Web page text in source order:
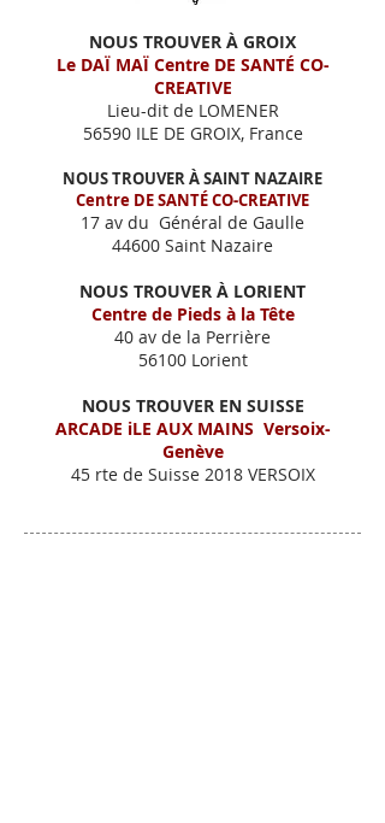
​NOUS TROUVER À GROIX
Le DAÏ MAÏ Centre DE SANTÉ CO-
CREATIVE
Lieu-dit de LOMENER
56590 ILE DE GROIX, France
NOUS TROUVER À SAINT NAZAIRE
Centre DE SANTÉ CO-CREATIVE
17 av du Général de Gaulle
44600 Saint Nazaire
NOUS TROUVER À LORIENT
Centre de Pieds à la Tête
40 av de la Perrière
56100 Lorient
NOUS TROUVER EN SUISSE
ARCADE iLE AUX MAINS Versoix-
Genève
45 rte de Suisse 2018 VERSOIX